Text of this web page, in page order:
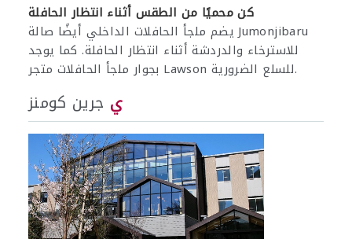
كن محميًا من الطقس أثناء انتظار الحافلة
يضم ملجأ الحافلات الداخلي أيضًا صالة Jumonjibaru
للاسترخاء والدردشة أثناء انتظار الحافلة. كما يوجد
بجوار ملجأ الحافلات متجر Lawson للسلع الضرورية.
ي جرين كومنز